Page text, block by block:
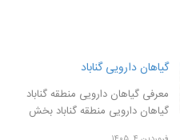
گیاهان دارویی گناباد
معرفی گیاهان دارویی منطقه گناباد
گیاهان دارویی منطقه گناباد بخش